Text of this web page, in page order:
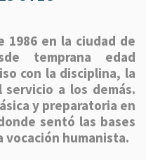
1986 en la ciudad de
temprana edad
con la disciplina, la
servicio a los demás.
y preparatoria en
sentó las bases
vocación humanista.